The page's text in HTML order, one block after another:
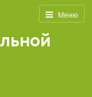
Меню